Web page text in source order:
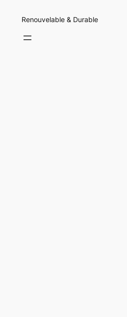
Renouvelable & Durable